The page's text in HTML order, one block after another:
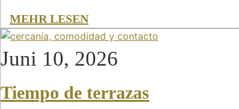
MEHR LESEN
Juni 10, 2026
Tiempo de terrazas